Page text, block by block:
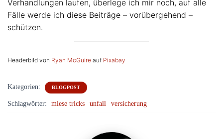
Verhandlungen laufen, überlege ich mir noch, auf alle
Fälle werde ich diese Beiträge – vorübergehend –
schützen.
Headerbild von Ryan McGuire auf Pixabay
Kategorien: BLOGPOST
Schlagwörter: miese tricks unfall versicherung